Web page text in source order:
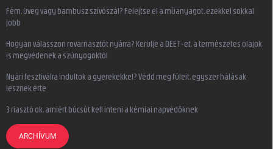
Fém, üveg vagy bambusz szívószál? Felejtse el a műanyagot, ezekkel sokkal
jobb
Hogyan válasszon rovarriasztót nyárra? Kerülje a DEET-et, a természetes olajok
is megvédenek a szúnyogoktól
Nyári fesztiválra indultok a gyerekekkel? Védd meg füleit, egyszer hálásak
lesznek érte
3 riasztó ok, amiért búcsút kell inteni a kémiai napvédőknek
ARCHÍVUM